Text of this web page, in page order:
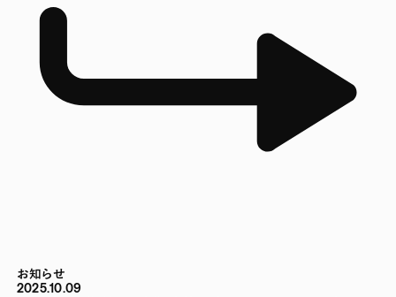
お知らせ
2025.10.09